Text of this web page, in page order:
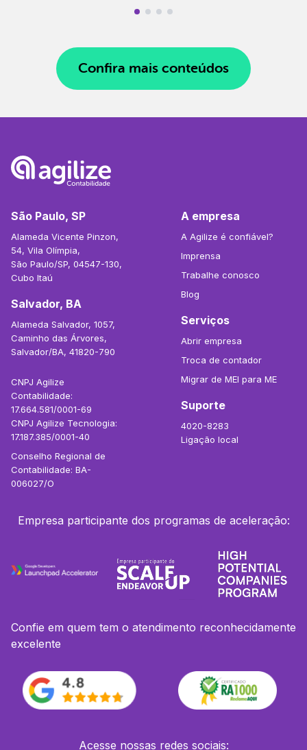
Confira mais conteúdos
São Paulo, SP
Alameda Vicente Pinzon,
54, Vila Olímpia,
São Paulo/SP, 04547-130,
Cubo Itaú
Salvador, BA
Alameda Salvador, 1057,
Caminho das Árvores,
Salvador/BA, 41820-790
CNPJ Agilize
Contabilidade:
17.664.581/0001-69
CNPJ Agilize Tecnologia:
17.187.385/0001-40
Conselho Regional de
Contabilidade: BA-
006027/O
A empresa
A Agilize é confiável?
Imprensa
Trabalhe conosco
Blog
Serviços
Abrir empresa
Troca de contador
Migrar de MEI para ME
Suporte
4020-8283
Ligação local
Empresa participante dos programas de aceleração:
Confie em quem tem o atendimento reconhecidamente
excelente
Acesse nossas redes sociais: